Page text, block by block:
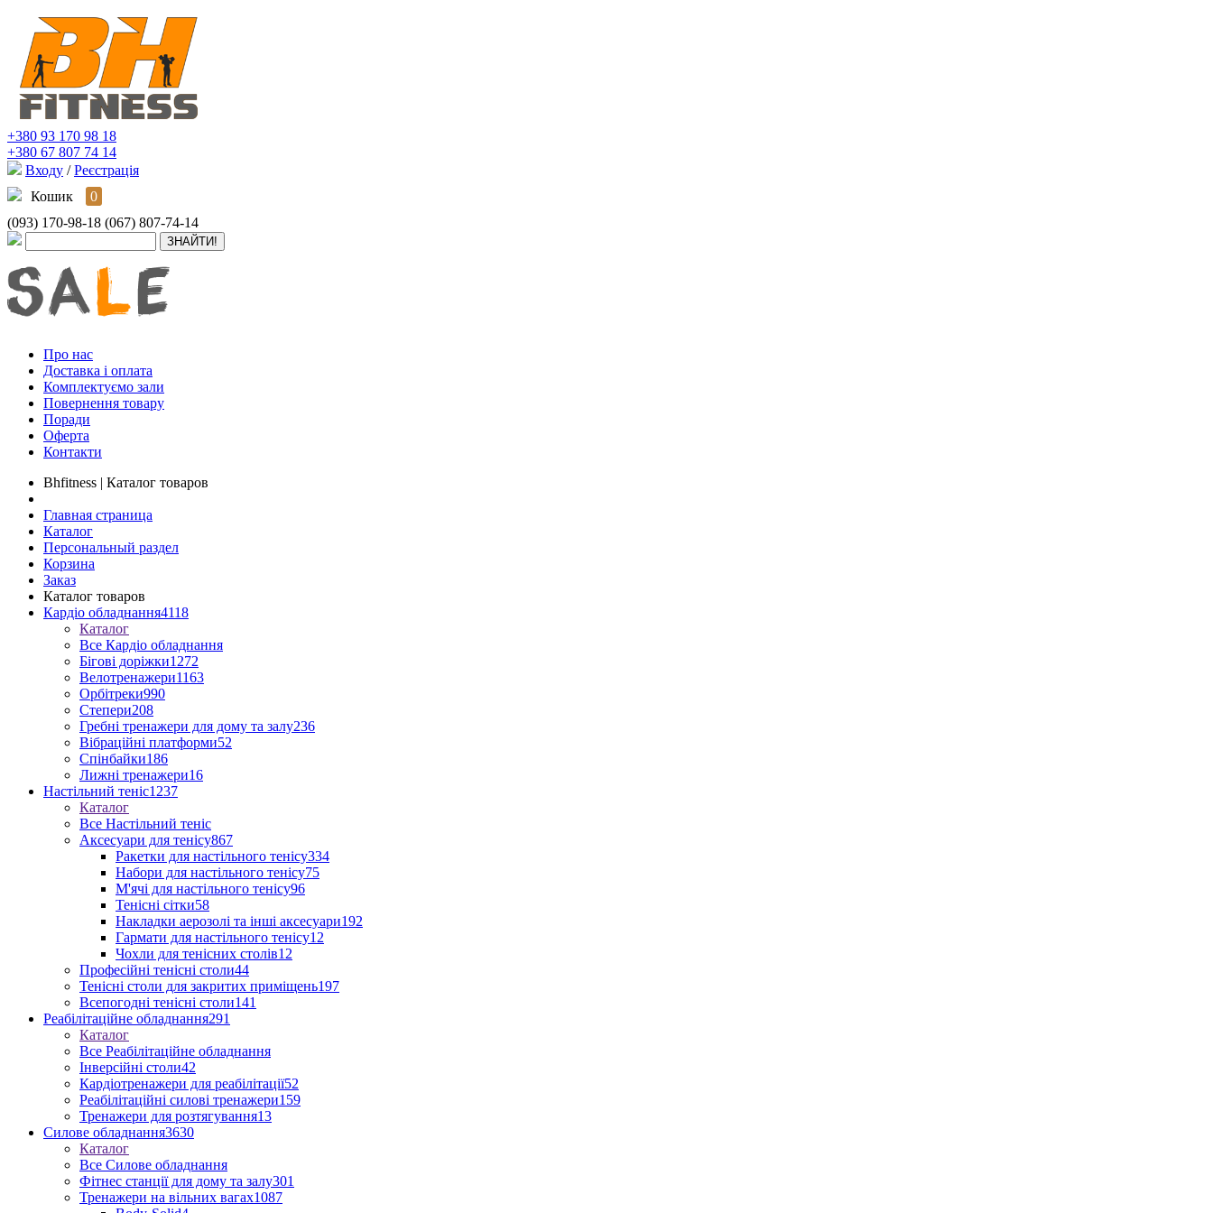
+380 93 170 98 18
+380 67 807 74 14
Входу / Реєстрація
Кошик
0
(093) 170-98-18 (067) 807-74-14
Про нас
Доставка і оплата
Комплектуємо зали
Повернення товару
Поради
Оферта
Контакти
Bhfitness | Каталог товаров
Главная страница
Каталог
Персональный раздел
Корзина
Заказ
Каталог товаров
Кардіо обладнання4118
Каталог
Все Кардіо обладнання
Бігові доріжки1272
Велотренажери1163
Орбітреки990
Степери208
Гребні тренажери для дому та залу236
Вібраційні платформи52
Спінбайки186
Лижні тренажери16
Настільний теніс1237
Каталог
Все Настільний теніс
Аксесуари для тенісу867
Ракетки для настільного тенісу334
Набори для настільного тенісу75
М'ячі для настільного тенісу96
Тенісні сітки58
Накладки аерозолі та інші аксесуари192
Гармати для настільного тенісу12
Чохли для тенісних столів12
Професійні тенісні столи44
Тенісні столи для закритих приміщень197
Всепогодні тенісні столи141
Реабілітаційне обладнання291
Каталог
Все Реабілітаційне обладнання
Інверсійні столи42
Кардіотренажери для реабілітації52
Реабілітаційні силові тренажери159
Тренажери для розтягування13
Силове обладнання3630
Каталог
Все Силове обладнання
Фітнес станції для дому та залу301
Тренажери на вільних вагах1087